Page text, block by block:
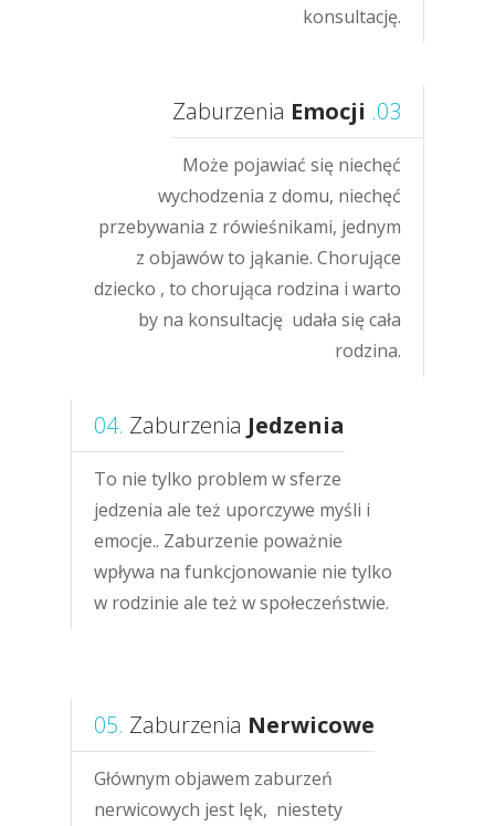
konsultację.
Zaburzenia Emocji .03
Może pojawiać się niechęć
wychodzenia z domu, niechęć
przebywania z rówieśnikami, jednym
z objawów to jąkanie. Chorujące
dziecko , to chorująca rodzina i warto
by na konsultację udała się cała
rodzina.
04. Zaburzenia Jedzenia
To nie tylko problem w sferze
jedzenia ale też uporczywe myśli i
emocje.. Zaburzenie poważnie
wpływa na funkcjonowanie nie tylko
w rodzinie ale też w społeczeństwie.
05. Zaburzenia Nerwicowe
Głównym objawem zaburzeń
nerwicowych jest lęk, niestety